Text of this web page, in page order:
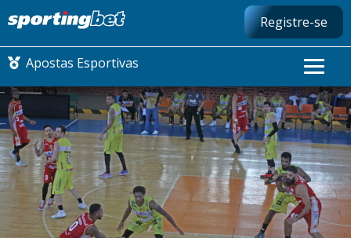
Registre-se
Apostas Esportivas
CONMEBOL LIBERTADORES
FUTEBOL NACIONAL
FUTEBOL INTERNACIONAL